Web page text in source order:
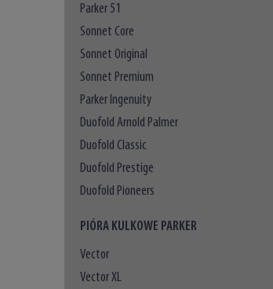
Parker 51
Sonnet Core
Sonnet Original
Sonnet Premium
Parker Ingenuity
Duofold Arnold Palmer
Duofold Classic
Duofold Prestige
Duofold Pioneers
PIÓRA KULKOWE PARKER
Vector
Vector XL